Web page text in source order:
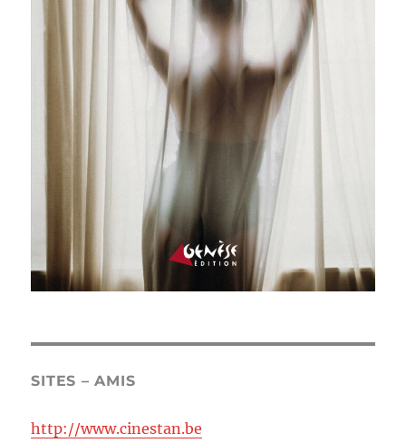
SITES – AMIS
http://www.cinestan.be